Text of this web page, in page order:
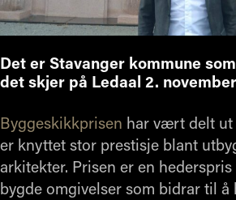
Det er Stavanger kommune
det skjer på Ledaal 2.
Byggeskikkprisen har vært delt ut
er knyttet stor prestisje blant
arkitekter. Prisen er en
bygde omgivelser som bidrar til å